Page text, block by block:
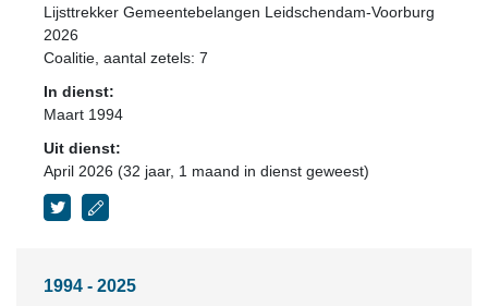
Lijsttrekker Gemeentebelangen Leidschendam-Voorburg
2026
Coalitie , aantal zetels: 7
In dienst:
Maart 1994
Uit dienst:
April 2026 (32 jaar, 1 maand in dienst geweest)
1994 - 2025